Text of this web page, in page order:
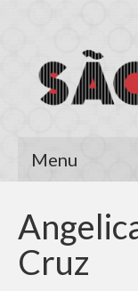
Menu
Área do
Cadastrar
Cruz